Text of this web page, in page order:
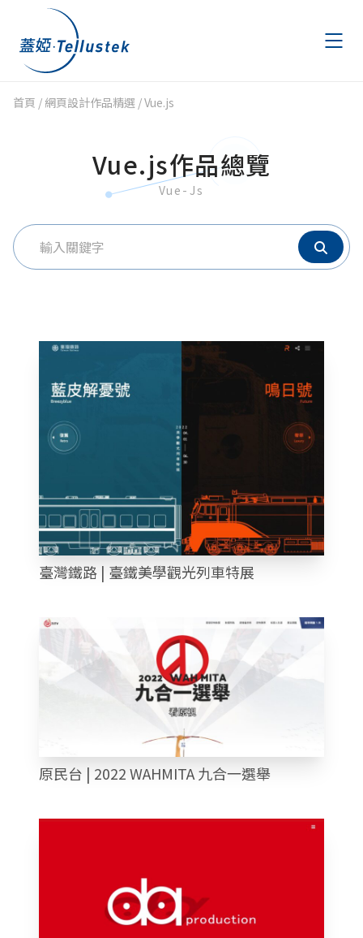
作品精選 Portfolio
Articles
金流申請
首頁 / 網頁設計作品精選 /Vue.js
Vue.js作品總覽
Vue-Js
臺灣鐵路 | 臺鐵美學觀光列車特展
原民台 | 2022 WAHMITA 九合一選舉